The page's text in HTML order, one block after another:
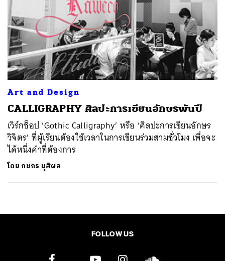
Art and Design
CALLIGRAPHY ศิลปะการเขียนอักษรพันปี
เวิร์กช็อป ‘Gothic Calligraphy’ หรือ ‘ศิลปะการเขียนอักษร
วิจิตร’ ที่ผู้เรียนต้องใช้เวลาในการเขียนร่วมสามชั่วโมง เพื่อจะ
ได้หนึ่งคำที่ต้องการ
โดย กชกร มุสิผล
FOLLOW US
ค้นหา
SHARE TWEET LINE EMAIL